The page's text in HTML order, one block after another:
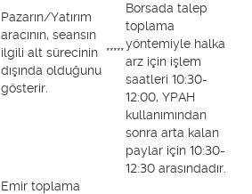
Pazarın/Yatırım
aracının, seansın
ilgili alt sürecinin
dışında olduğunu
gösterir.
*****
Borsada talep
toplama
yöntemiyle halka
arz için işlem
saatleri 10:30-
12:00, YPAH
kullanımından
sonra arta kalan
paylar için 10:30-
12:30 arasındadır.
Emir toplama